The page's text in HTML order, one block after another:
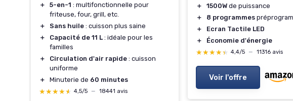
＋ 5-en-1 : multifonctionnelle pour
friteuse, four, grill, etc.
＋
Sans huile : cuisson plus saine
＋
Capacité de 11 L : idéale pour les
familles
＋
Circulation d'air rapide : cuisson
uniforme
＋
Minuterie de 60 minutes
★★★★★
★★★★★ 4,5/5 — 18441 avis
＋
1500W de puissance
＋
8 programmes
＋
Ecran Tactile LED
＋
Économie d'énergie
★★★★★
★★★★★ 4,4/5 — 11316 avis
Voir l'offre